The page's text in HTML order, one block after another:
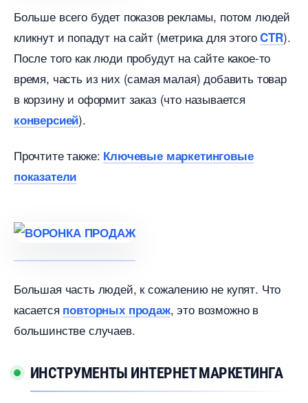
Больше всего будет показов рекламы, потом людей
кликнут и попадут на сайт (метрика для этогоCTR).
После того как люди пробудут на сайте какое-то
ремя, часть из них (самая малая) добавить товар
корзину и оформит заказ (что называется
конверсией).
Прочтите также: Ключевые маркетинговые
показатели
Большая часть людей, к сожалению не купят. Что
касается повторных продаж, это возможно
ольшинстве случаев.
ИНСТРУМЕНТЫ ИНТЕРНЕТ МАРКЕТИНГА